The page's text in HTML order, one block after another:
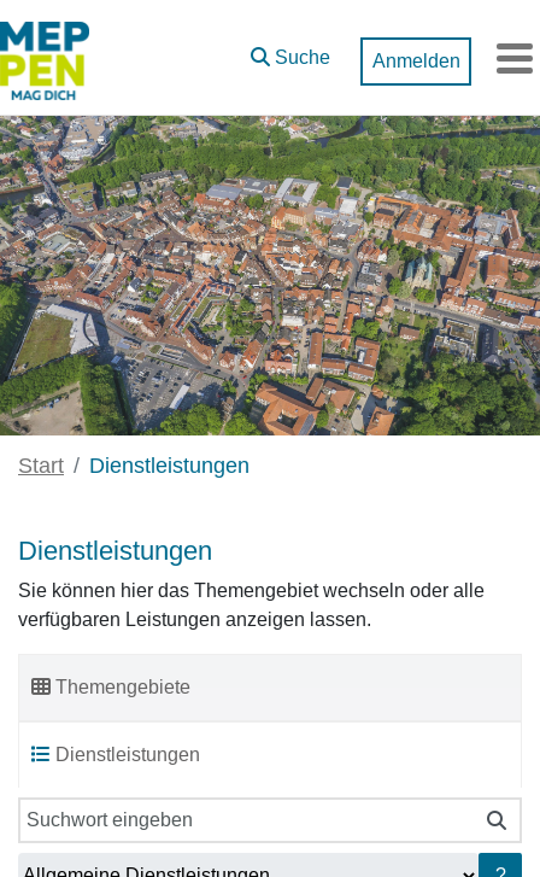
Zum Hauptinhalt springen
Suche Anmelden
Start Dienstleistungen
Dienstleistungen
Sie können hier das Themengebiet wechseln oder alle
verfügbaren Leistungen anzeigen lassen.
Themengebiete
Dienstleistungen